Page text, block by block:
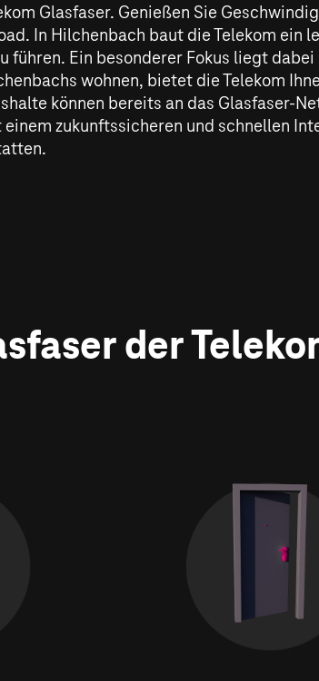
Glasfaser. Genießen Sie
In Hilchenbach baut die Telekom ein
Ein besonderer Fokus liegt
wohnen, bietet die Telekom
können bereits an das Glasfaser-
zukunftssicheren und schnellen
der